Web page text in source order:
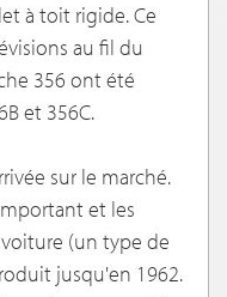
à toit rigide. Ce
au fil du
356 ont été
et 356C.
sur le marché.
et les
(un type de
jusqu'en 1962.